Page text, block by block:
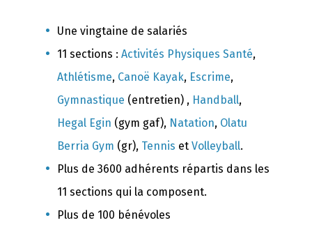
Une vingtaine de salariés
11 sections : Activités Physiques Santé,
Athlétisme, Canoë Kayak, Escrime,
Gymnastique (entretien) , Handball,
Hegal Egin (gym gaf), Natation, Olatu
Berria Gym (gr), Tennis et Volleyball.
Plus de 3600 adhérents répartis dans les
11 sections qui la composent.
Plus de 100 bénévoles